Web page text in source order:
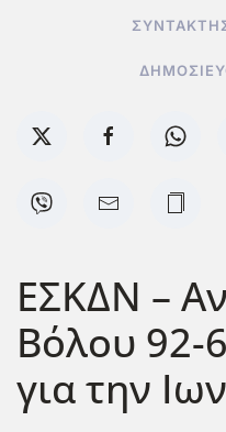
ΕΣΚΔΝ –
Βόλου 92-
για την